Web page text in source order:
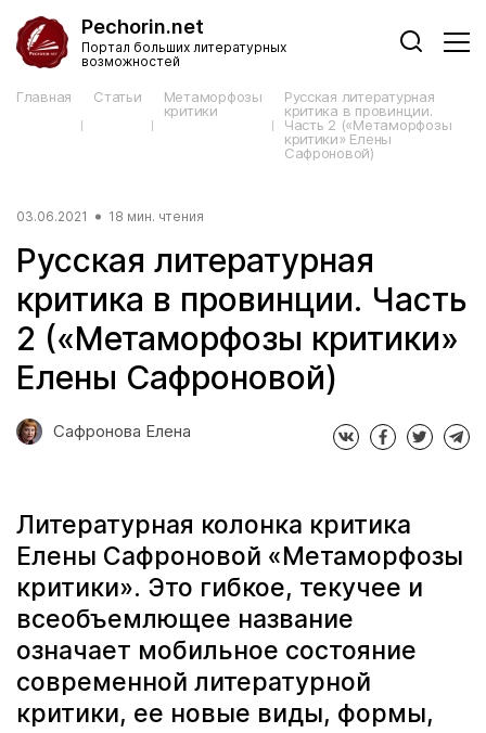
Pechorin.net
Портал больших литературных
возможностей
Главная Статьи
Метаморфозы
критики
Русская литературная
критика в провинции.
Часть 2 («Метаморфозы
критики» Елены
Сафроновой)
Русская литературная
критика в провинции. Часть
2 («Метаморфозы критики»
Елены Сафроновой)
03.06.2021 18 мин. чтения
Сафронова Елена
Литературная колонка критика
Елены Сафроновой «Метаморфозы
критики». Это гибкое, текучее и
всеобъемлющее название
означает мобильное состояние
современной литературной
критики, ее новые виды, формы,